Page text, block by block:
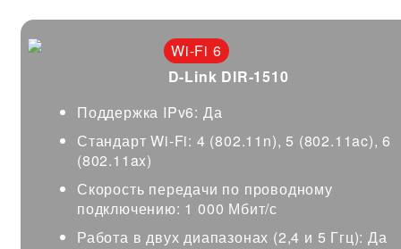
Wi-Fi 6
D-Link DIR-1510
Поддержка IPv6: Да
Стандарт Wi-Fi: 4 (802.11n), 5 (802.11ac), 6
(802.11ax)
Скорость передачи по проводному
подключению: 1 000 Мбит/с
Работа в двух диапазонах (2,4 и 5 Ггц): Да